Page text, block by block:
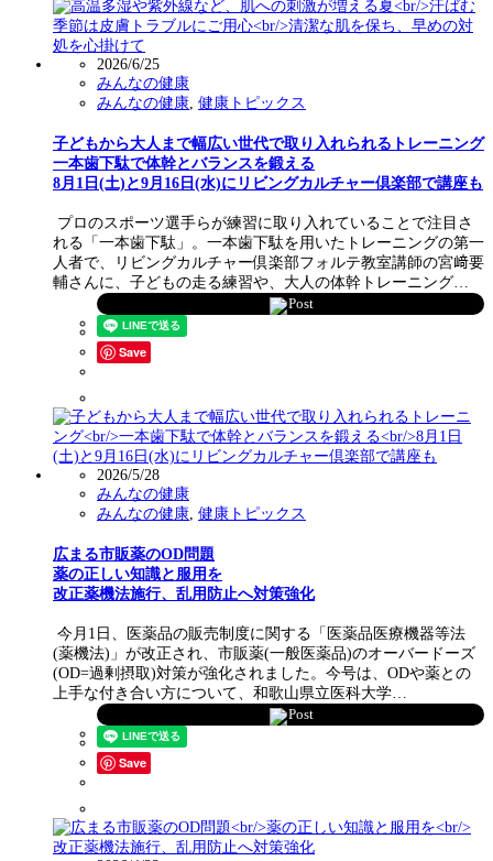
2026/6/25
みんなの健康
みんなの健康 健康トピックス
子どもから大人まで幅広い世代で取り入れられるトレーニング
一本歯下駄で体幹とバランスを鍛える
8月1日(土)と9月16日(水)にリビングカルチャー倶楽部で講座も
プロのスポーツ選手らが練習に取り入れていることで注目さ
れる「一本歯下駄」。一本歯下駄を用いたトレーニングの第一
人者で、リビングカルチャー倶楽部フォルテ教室講師の宮﨑要
輔さんに、子どもの走る練習や、大人の体幹トレーニング…
Post
Save
2026/5/28
みんなの健康
みんなの健康, 健康トピックス
広まる市販薬のOD問題
薬の正しい知識と服用を
改正薬機法施行、乱用防止へ対策強化
今月1日、医薬品の販売制度に関する「医薬品医療機器等法
(薬機法)」が改正され、市販薬(一般医薬品)のオーバードーズ
(OD=過剰摂取)対策が強化されました。今号は、ODや薬との
上手な付き合い方について、和歌山県立医科大学…
Post
Save